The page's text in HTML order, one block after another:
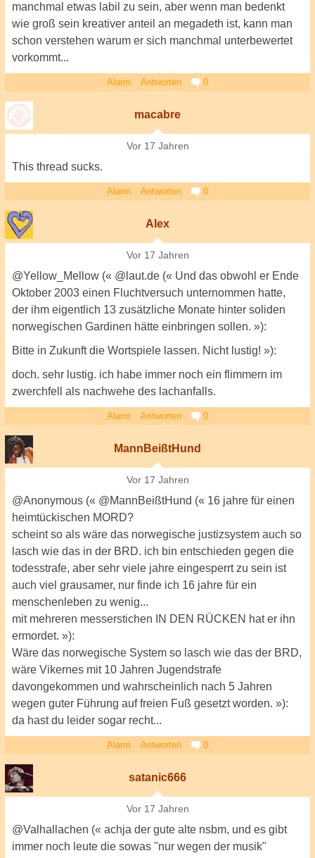
manchmal etwas labil zu sein, aber wenn man bedenkt
wie groß sein kreativer anteil an megadeth ist, kann man
schon verstehen warum er sich manchmal unterbewertet
vorkommt...
Alarm Antworten 0
macabre
Vor 17 Jahren
This thread sucks.
Alarm Antworten 0
Alex
Vor 17 Jahren
@Yellow_Mellow (« @laut.de (« Und das obwohl er Ende
Oktober 2003 einen Fluchtversuch unternommen hatte,
der ihm eigentlich 13 zusätzliche Monate hinter soliden
norwegischen Gardinen hätte einbringen sollen. »):
Bitte in Zukunft die Wortspiele lassen. Nicht lustig! »):
doch. sehr lustig. ich habe immer noch ein flimmern im
zwerchfell als nachwehe des lachanfalls.
Alarm Antworten 0
MannBeißtHund
Vor 17 Jahren
@Anonymous (« @MannBeißtHund (« 16 jahre für einen
heimtückischen MORD?
scheint so als wäre das norwegische justizsystem auch so
lasch wie das in der BRD. ich bin entschieden gegen die
todesstrafe, aber sehr viele jahre eingesperrt zu sein ist
auch viel grausamer, nur finde ich 16 jahre für ein
menschenleben zu wenig...
mit mehreren messerstichen IN DEN RÜCKEN hat er ihn
ermordet. »):
Wäre das norwegische System so lasch wie das der BRD,
wäre Vikernes mit 10 Jahren Jugendstrafe
davongekommen und wahrscheinlich nach 5 Jahren
wegen guter Führung auf freien Fuß gesetzt worden. »):
da hast du leider sogar recht...
Alarm Antworten 0
satanic666
Vor 17 Jahren
@Valhallachen (« achja der gute alte nsbm, und es gibt
immer noch leute die sowas "nur wegen der musik"